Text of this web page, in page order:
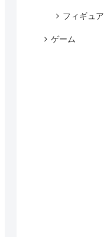
フィギュア
ゲーム